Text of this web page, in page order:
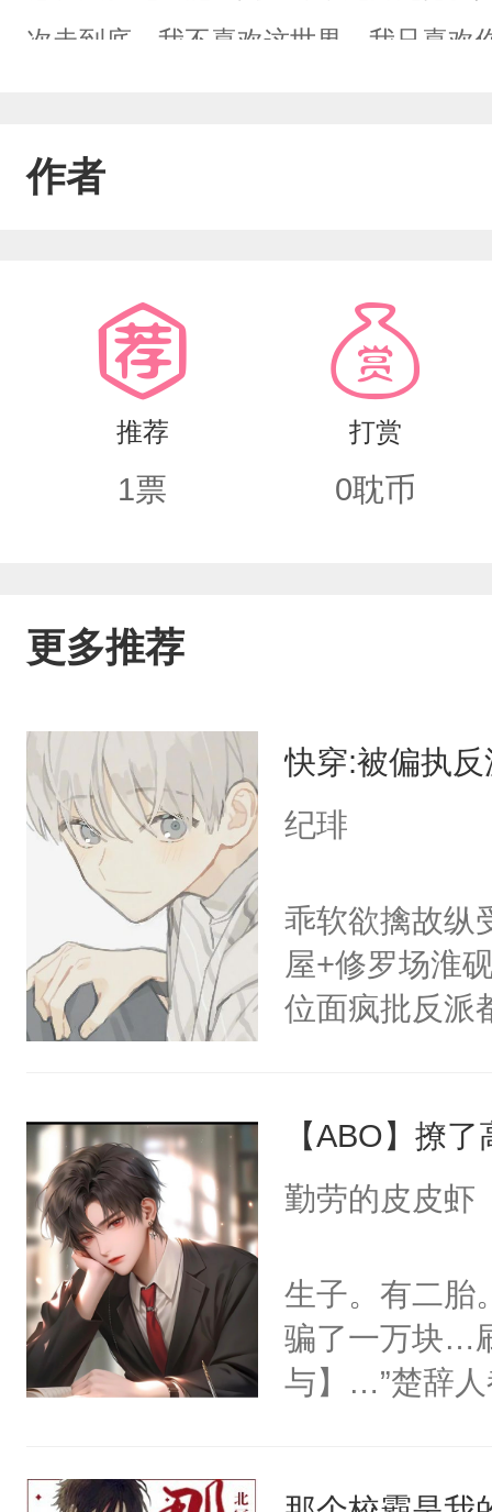
次走到底。我不喜欢这世界，我只喜欢
作者
推荐
1票
打赏
0耽币
更多推荐
快穿:被偏执
纪琲
乖软欲擒故纵
屋+修罗场淮
位面疯批反派
哦。”淮砚戴
外的价钱。”
男人的身份，
攥住脚腕。男
砚，你没有选
在这里……”
大的羽翼，揽
【ABO】撩
勤劳的皮皮虾
生子。有二胎
骗了一万块…
与】…”楚辞